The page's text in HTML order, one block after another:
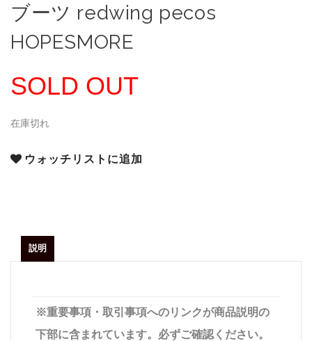
ブーツ redwing pecos
HOPESMORE
SOLD OUT
在庫切れ
ウォッチリストに追加
説明
※重要事項・取引事項へのリンクが商品説明の
下部に含まれています。必ずご確認ください。